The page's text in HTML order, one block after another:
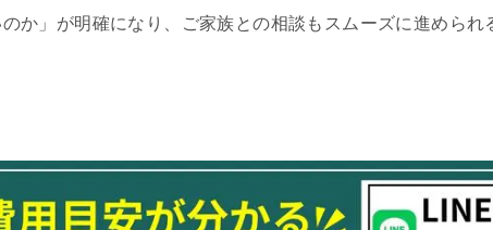
か」が明確になり、ご家族との相談もスムーズに進められ